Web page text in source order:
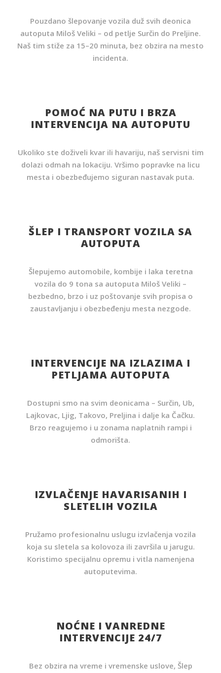
Pouzdano šlepovanje vozila duž svih deonica
autoputa Miloš Veliki – od petlje Surčin do Preljine.
Naš tim stiže za 15–20 minuta, bez obzira na mesto
incidenta.
POMOĆ NA PUTU I BRZA
INTERVENCIJA NA AUTOPUTU
Ukoliko ste doživeli kvar ili havariju, naš servisni tim
dolazi odmah na lokaciju. Vršimo popravke na licu
mesta i obezbeđujemo siguran nastavak puta.
ŠLEP I TRANSPORT VOZILA SA
AUTOPUTA
Šlepujemo automobile, kombije i laka teretna
vozila do 9 tona sa autoputa Miloš Veliki –
bezbedno, brzo i uz poštovanje svih propisa o
zaustavljanju i obezbeđenju mesta nezgode.
INTERVENCIJE NA IZLAZIMA I
PETLJAMA AUTOPUTA
Dostupni smo na svim deonicama – Surčin, Ub,
Lajkovac, Ljig, Takovo, Preljina i dalje ka Čačku.
Brzo reagujemo i u zonama naplatnih rampi i
odmorišta.
IZVLAČENJE HAVARISANIH I
SLETELIH VOZILA
Pružamo profesionalnu uslugu izvlačenja vozila
koja su sletela sa kolovoza ili završila u jarugu.
Koristimo specijalnu opremu i vitla namenjena
autoputevima.
NOĆNE I VANREDNE
INTERVENCIJE 24/7
Bez obzira na vreme i vremenske uslove, Šlep